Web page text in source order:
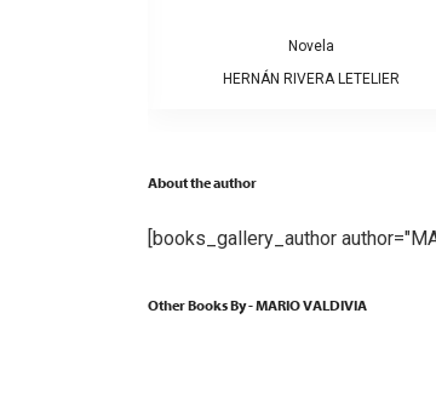
Novela
HERNÁN RIVERA LETELIER
About the author
[books_gallery_author
Other Books By - MARIO VALDIVIA